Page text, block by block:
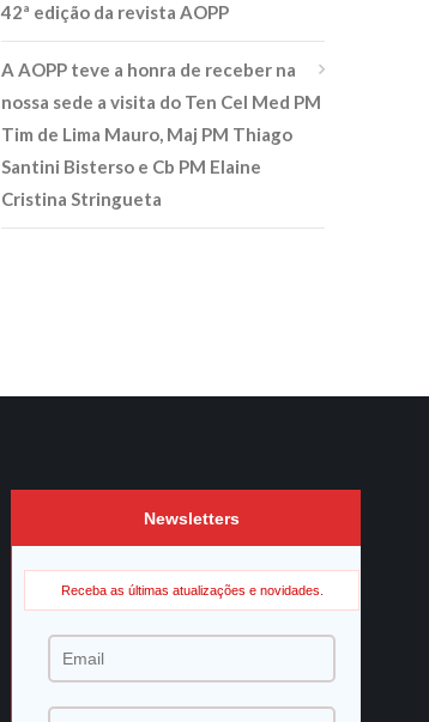
42ª edição da revista AOPP
A AOPP teve a honra de receber na
nossa sede a visita do Ten Cel Med PM
Tim de Lima Mauro, Maj PM Thiago
Santini Bisterso e Cb PM Elaine
Cristina Stringueta